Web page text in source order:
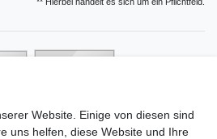
Website. Einige von diesen sind
uns helfen, diese Website und Ihre